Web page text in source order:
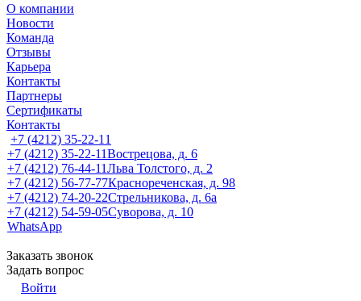
О компании
Новости
Команда
Отзывы
Карьера
Контакты
Партнеры
Сертификаты
Контакты
+7 (4212) 35-22-11
+7 (4212) 35-22-11Вострецова, д. 6
+7 (4212) 76-44-11Льва Толстого, д. 2
+7 (4212) 56-77-77Краснореченская, д. 98
+7 (4212) 74-20-22Стрельникова, д. 6а
+7 (4212) 54-59-05Суворова, д. 10
WhatsApp
Заказать звонок
Задать вопрос
Войти